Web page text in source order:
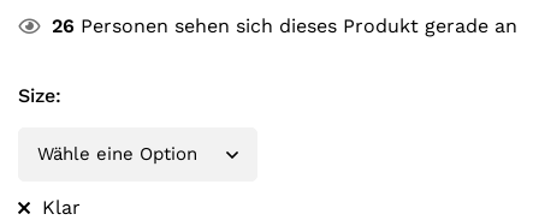
26 Personen sehen sich dieses Produkt gerade an
Size:
Klar